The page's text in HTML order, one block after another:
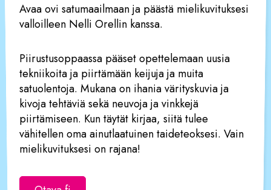
Avaa ovi satumaailmaan ja päästä mielikuvituksesi
valloilleen Nelli Orellin kanssa.
Piirustusoppaassa pääset opettelemaan uusia
tekniikoita ja piirtämään keijuja ja muita
satuolentoja. Mukana on ihania värityskuvia ja
kivoja tehtäviä sekä neuvoja ja vinkkejä
piirtämiseen. Kun täytät kirjaa, siitä tulee
vähitellen oma ainutlaatuinen taideteoksesi. Vain
mielikuvituksesi on rajana!